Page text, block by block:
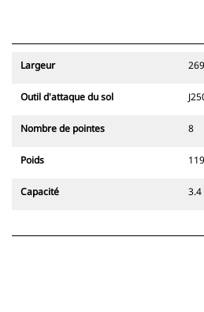
Largeur
Outil d'attaque du sol
Nombre de pointes 8
Poids
Capacité 3.4